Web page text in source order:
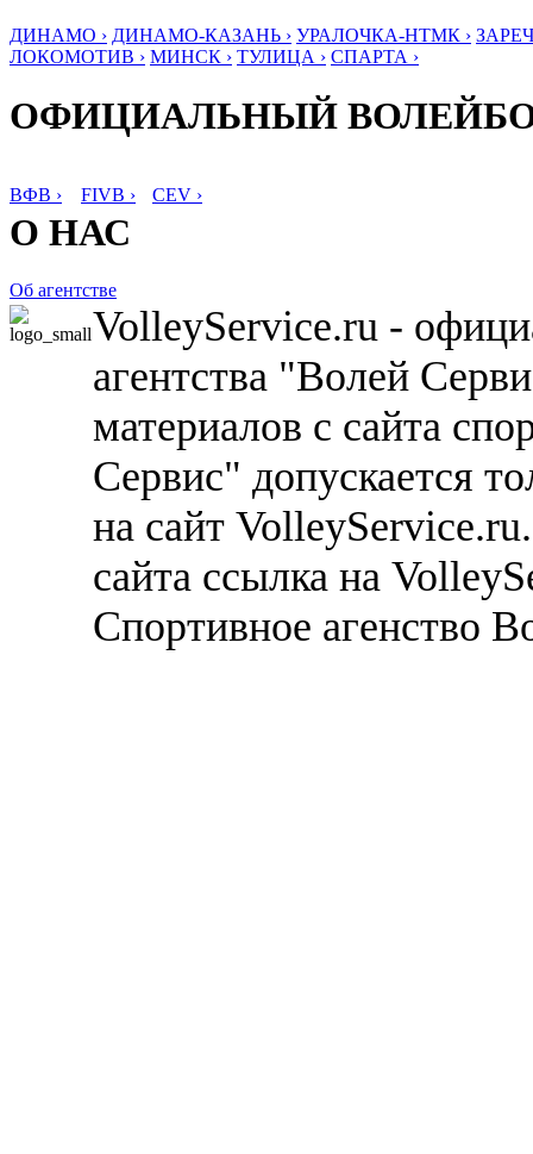
ДИНАМО › ДИНАМО-КАЗАНЬ › УРАЛОЧКА-НТМК ›
ЛОКОМОТИВ › МИНСК › ТУЛИЦА › СПАРТА ›
ОФИЦИАЛЬНЫЙ
ВФВ › FIVB › CEV ›
О НАС
Об агентстве
VolleyService.ru -
агентства "Волей
материалов с сайта
Сервис" допускается
на сайт
сайта ссылка на
Спортивное агенство